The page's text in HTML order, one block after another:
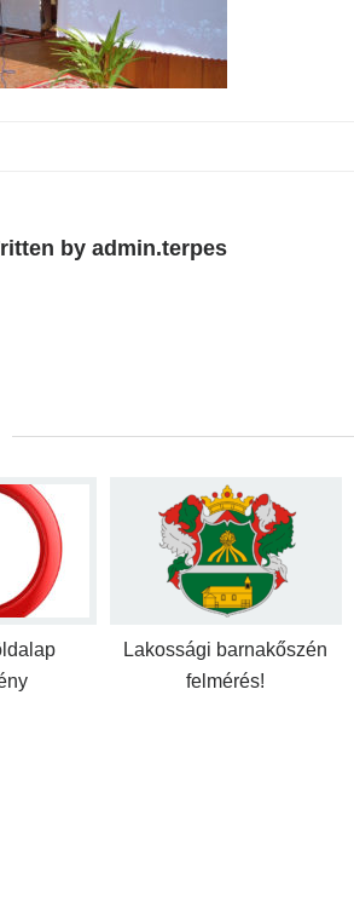
by admin.terpes
Lakossági barnakőszén
felmérés!